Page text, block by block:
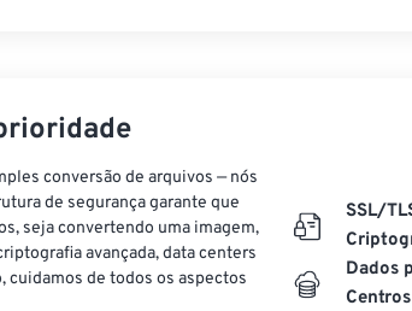
conversão de arquivos — nós
de segurança garante que
seja convertendo uma imagem,
avançada, data centers
de todos os aspectos
SSL/
Dados
Centros